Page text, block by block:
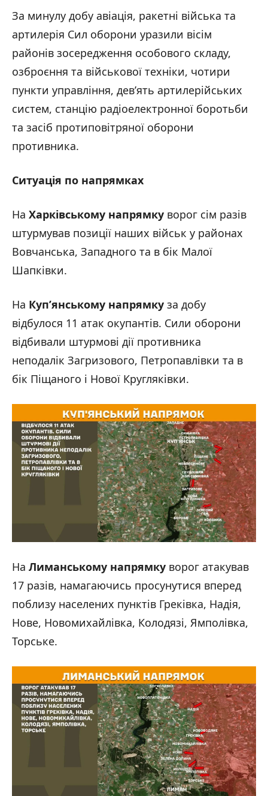
За минулу добу авіація, ракетні війська та
артилерія Сил оборони уразили вісім
районів зосередження особового складу,
озброєння та військової техніки, чотири
пункти управління, дев’ять артилерійських
систем, станцію радіоелектронної боротьби
та засіб протиповітряної оборони
противника.
Ситуація по напрямках
На Харківському напрямку ворог сім разів
штурмував позиції наших військ у районах
Вовчанська, Западного та в бік Малої
Шапківки.
На Куп’янському напрямку за добу
відбулося 11 атак окупантів. Сили оборони
відбивали штурмові дії противника
неподалік Загризового, Петропавлівки та в
бік Піщаного і Нової Кругляківки.
На Лиманському напрямку ворог атакував
17 разів, намагаючись просунутися вперед
поблизу населених пунктів Греківка, Надія,
Нове, Новомихайлівка, Колодязі, Ямполівка,
Торське.